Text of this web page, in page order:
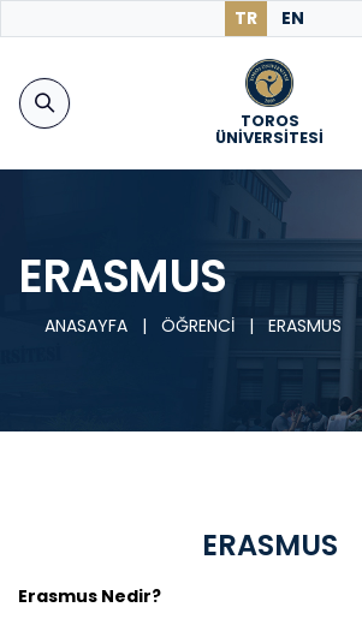
TR EN
TOROS
ÜNİVERSİTESİ
ERASMUS
ANASAYFA | ÖĞRENCİ | ERASMUS
ERASMUS
Erasmus Nedir?